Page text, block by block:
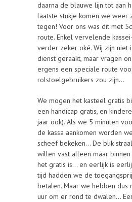
daarna de blauwe lijn tot aan
laatste stukje komen we weer
tegen! Voor ons was dit met
route. Enkel vervelende
verder zeker oké. Wij zijn niet
dienst geraakt, maar vragen
ergens een speciale route
rolstoelgebruikers zou zijn…
We mogen het kasteel gratis
een handicap gratis, en
jaar ook). Als we 5 minuten
de kassa aankomen worden
scheef bekeken… De blik
willen vast alleen maar
het gratis is… en eerlijk is
tijd hadden we de
betalen. Maar we hebben
uur om er rond te dwalen…